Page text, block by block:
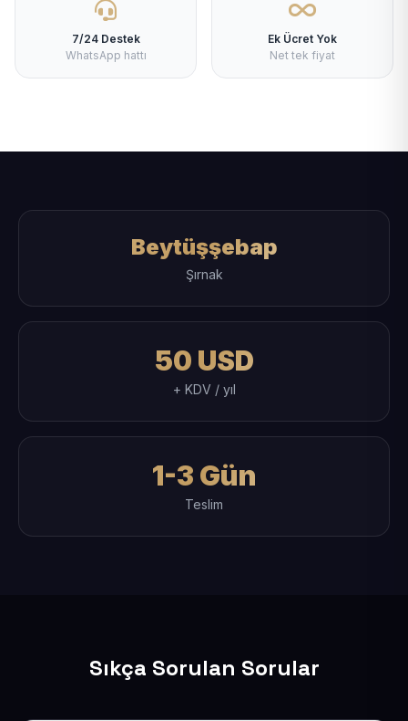
7/24 Destek
WhatsApp hattı
Ek Ücret Yok
Net tek fiyat
Beytüşşebap
Şırnak
50 USD
+ KDV / yıl
1-3 Gün
Teslim
Sıkça Sorulan Sorular